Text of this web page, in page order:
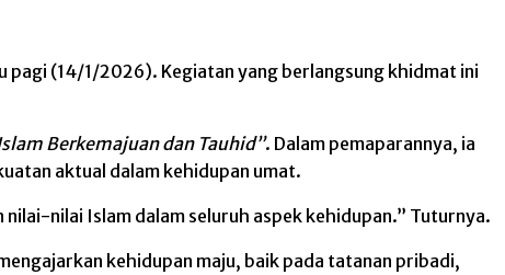
pagi (14/1/2026). Kegiatan yang berlangsung khidmat ini
Berkemajuan dan Tauhid”. Dalam pemaparannya, ia
aktual dalam kehidupan umat.
nilai Islam dalam seluruh aspek kehidupan.” Tuturnya.
kehidupan maju, baik pada tatanan pribadi,